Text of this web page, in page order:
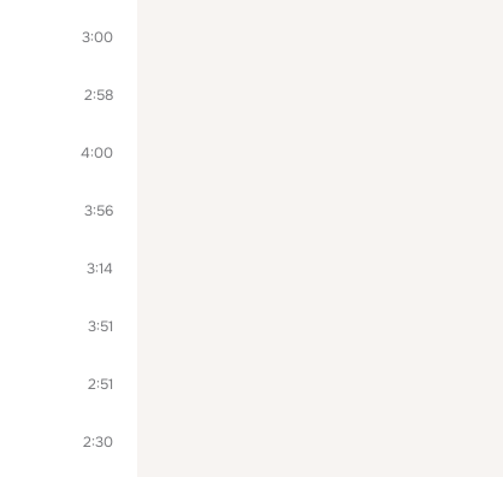
3:00
2:58
4:00
3:56
3:14
3:51
2:51
2:30